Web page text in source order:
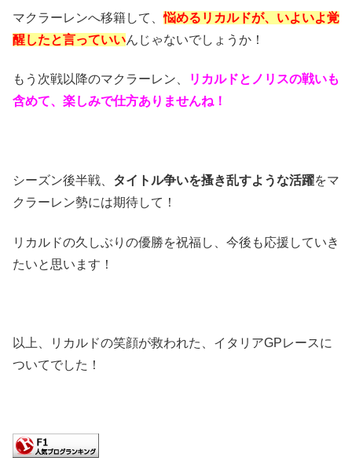
マクラーレンへ移籍して、悩めるリカルドが、いよいよ覚
醒したと言っていいんじゃないでしょうか！
もう次戦以降のマクラーレン、
リカルドとノリスの戦いも
含めて、楽しみで仕方ありませんね！
シーズン後半戦、 タイトル争いを搔き乱すような活躍をマ
クラーレン勢には期待して！
リカルドの久しぶりの優勝を祝福し、今後も応援していき
たいと思います！
以上、リカルドの笑顔が救われた、イタリアGPレースに
ついてでした！